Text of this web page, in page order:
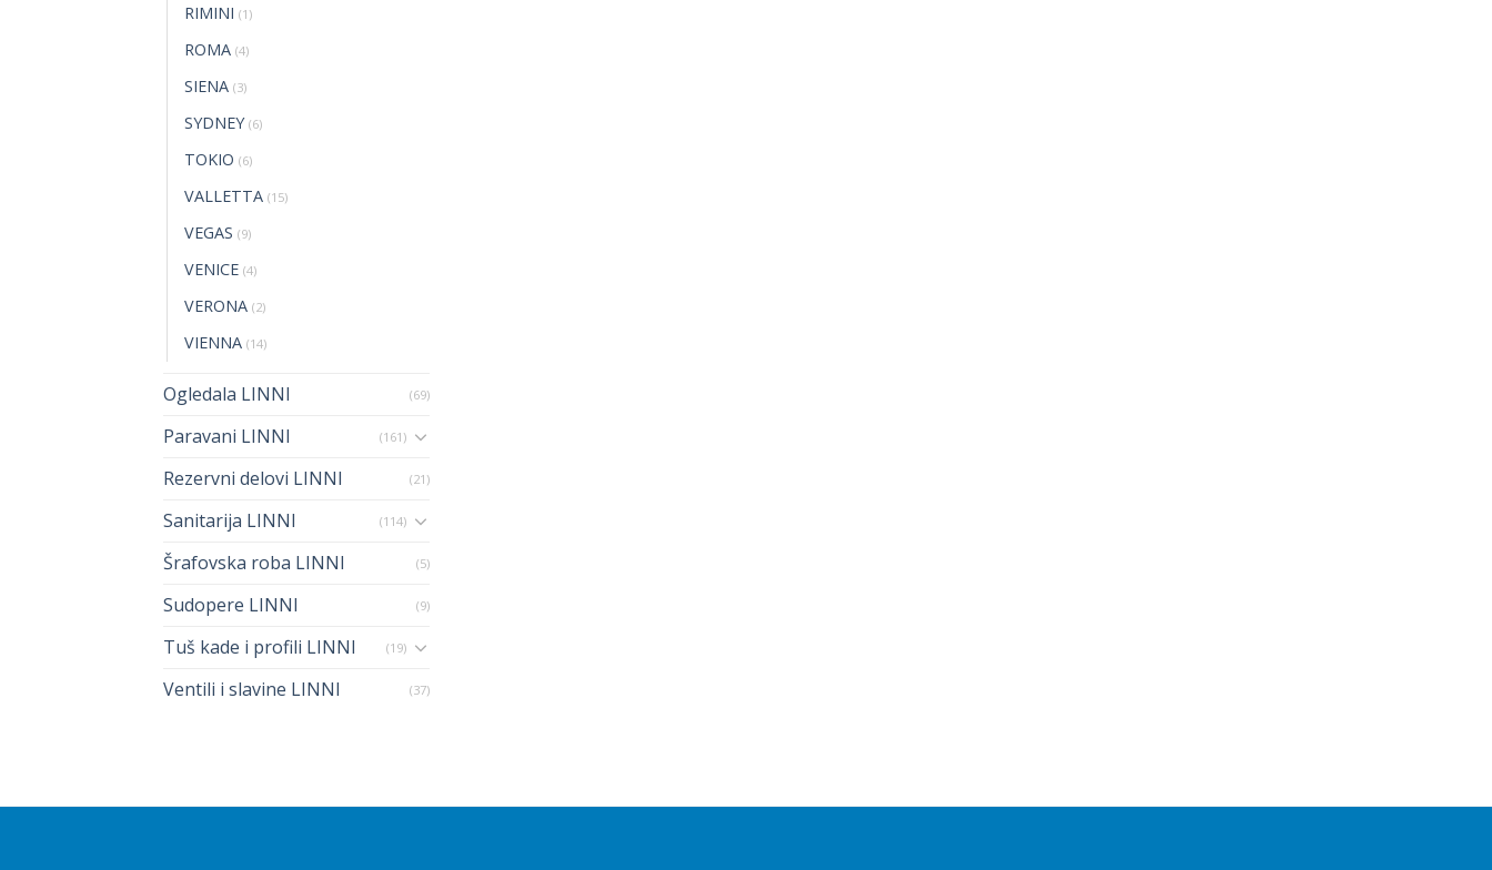
RIMINI (1)
ROMA (4)
SIENA (3)
SYDNEY (6)
TOKIO (6)
VALLETTA (15)
VEGAS (9)
VENICE (4)
VERONA (2)
VIENNA (14)
ogledala LINNI (69)
Paravani LINNI (161)
rezervni delovi LINNI (21)
Sanitarija LINNI (114)
šrafovska roba LINNI (5)
sudopere LINNI (9)
Tuš kade i profili LINNI (19)
ventili i slavine LINNI (37)